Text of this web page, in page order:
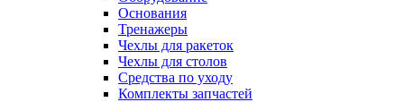
Основания
Тренажеры
Чехлы для ракеток
Чехлы для столов
Средства по уходу
Комплекты запчастей